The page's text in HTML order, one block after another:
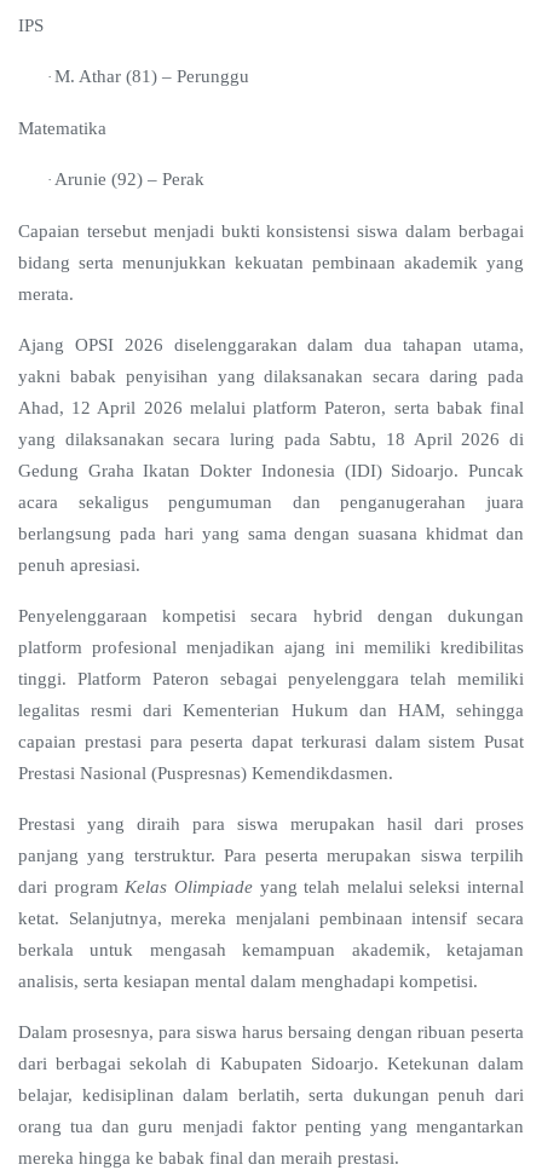
IPS
· M. Athar (81) – Perunggu
Matematika
· Arunie (92) – Perak
Capaian tersebut menjadi bukti konsistensi siswa dalam berbagai
bidang serta menunjukkan kekuatan pembinaan akademik yang
merata.
Ajang OPSI 2026 diselenggarakan dalam dua tahapan utama,
yakni babak penyisihan yang dilaksanakan secara daring pada
Ahad, 12 April 2026 melalui platform Pateron, serta babak final
yang dilaksanakan secara luring pada Sabtu, 18 April 2026 di
Gedung Graha Ikatan Dokter Indonesia (IDI) Sidoarjo. Puncak
acara sekaligus pengumuman dan penganugerahan juara
berlangsung pada hari yang sama dengan suasana khidmat dan
penuh apresiasi.
Penyelenggaraan kompetisi secara hybrid dengan dukungan
platform profesional menjadikan ajang ini memiliki kredibilitas
tinggi. Platform Pateron sebagai penyelenggara telah memiliki
legalitas resmi dari Kementerian Hukum dan HAM, sehingga
capaian prestasi para peserta dapat terkurasi dalam sistem Pusat
Prestasi Nasional (Puspresnas) Kemendikdasmen.
Prestasi yang diraih para siswa merupakan hasil dari proses
panjang yang terstruktur. Para peserta merupakan siswa terpilih
dari program Kelas Olimpiadeyang telah melalui seleksi internal
ketat. Selanjutnya, mereka menjalani pembinaan intensif secara
berkala untuk mengasah kemampuan akademik, ketajaman
analisis, serta kesiapan mental dalam menghadapi kompetisi.
Dalam prosesnya, para siswa harus bersaing dengan ribuan peserta
dari berbagai sekolah di Kabupaten Sidoarjo. Ketekunan dalam
belajar, kedisiplinan dalam berlatih, serta dukungan penuh dari
orang tua dan guru menjadi faktor penting yang mengantarkan
mereka hingga ke babak final dan meraih prestasi.